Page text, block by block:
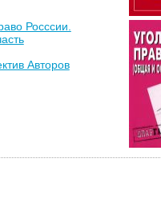
Росссии.
Авторов